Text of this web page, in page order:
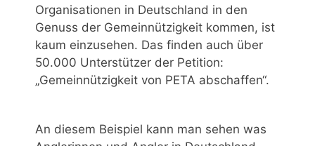
Organisationen in Deutschland in den
Genuss der Gemeinnützigkeit kommen, ist
kaum einzusehen. Das finden auch über
50.000 Unterstützer der Petition:
„Gemeinnützigkeit von PETA abschaffen“.
An diesem Beispiel kann man sehen was